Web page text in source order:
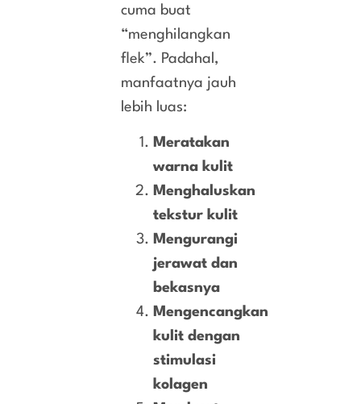
cuma buat
“menghilangkan
flek”. Padahal,
manfaatnya jauh
lebih luas:
Meratakan
warna kulit
Menghaluskan
tekstur kulit
Mengurangi
jerawat dan
bekasnya
Mengencangkan
kulit dengan
stimulasi
kolagen